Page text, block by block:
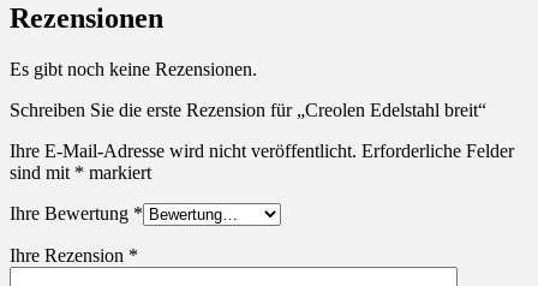
Rezensionen
Es gibt noch keine Rezensionen.
Schreiben Sie die erste Rezension für „Creolen Edelstahl breit“
Ihre E-Mail-Adresse wird nicht veröffentlicht. Erforderliche Felder
sind mit * markiert
Ihre Bewertung *
Ihre Rezension *